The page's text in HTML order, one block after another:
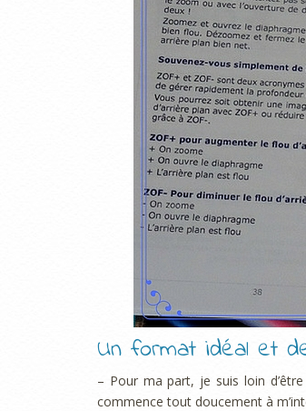
Un format idéal et
– Pour ma part, je suis loin
commence tout doucement à